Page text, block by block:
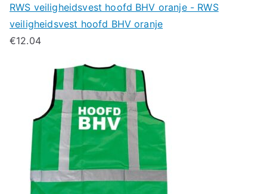
RWS veiligheidsvest hoofd BHV oranje - RWS
veiligheidsvest hoofd BHV oranje
€12.04